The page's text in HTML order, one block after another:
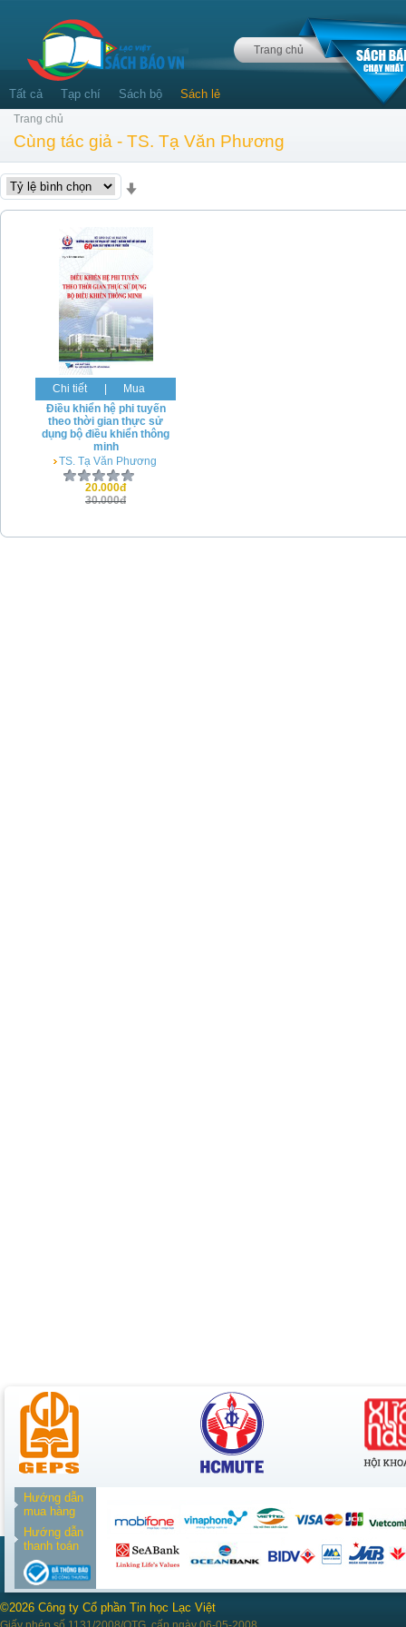
Trang chủ
Tất cả Tạp chí Sách bộ Sách lẻ
Trang chủ
Cùng tác giả - TS. Tạ Văn Phương
Chi tiết
Mua
Điều khiển hệ phi tuyến
theo thời gian thực sử
dụng bộ điều khiển thông
minh
TS. Tạ Văn Phương
20.000đ
30.000đ
Hướng dẫn
mua hàng
Hướng dẫn
thanh toán
©2026 Công ty Cổ phần Tin học Lạc Việt